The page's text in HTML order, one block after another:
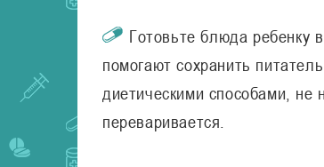
Готовьте блюда ребенку
помогают сохранить
диетическими способами, не
переваривается.